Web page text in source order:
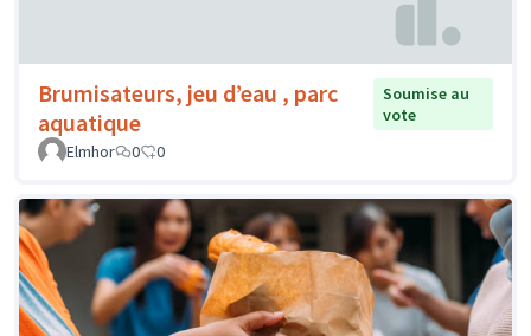
Brumisateurs, jeu d’eau , parc
aquatique
Soumise au
vote
Elmhor
0 0